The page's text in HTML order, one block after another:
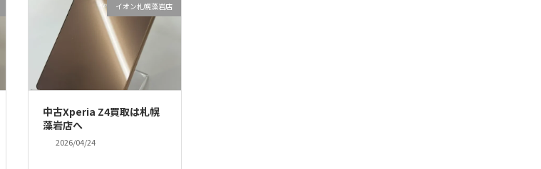
イオン札幌藻岩店
中古Xperia Z4買取は札幌
藻岩店へ
2026/04/24